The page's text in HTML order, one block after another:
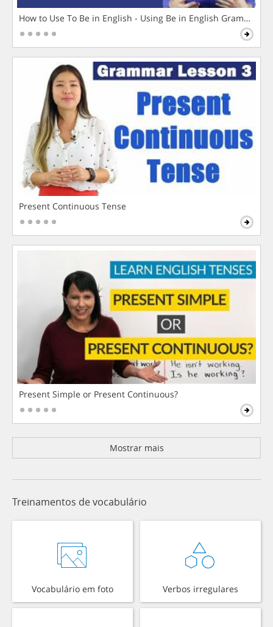
How to Use To Be in English - Using Be in English Grammar
Present Continuous Tense
Present Simple or Present Continuous?
Mostrar mais
Treinamentos de vocabulário
Vocabulário em foto Verbos irregulares